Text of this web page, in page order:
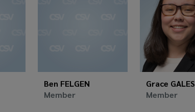
Ben FELGEN
Member
Grace GALES
Member